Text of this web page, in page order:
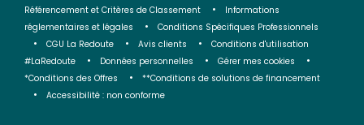
Référencement et Critères de Classement
Informations
réglementaires et légales
Conditions Spécifiques Professionnels
CGU La Redoute
Avis clients
Conditions d'utilisation
#LaRedoute
Données personnelles
Gérer mes cookies
*Conditions des Offres
**Conditions de solutions de financement
Accessibilité : non conforme